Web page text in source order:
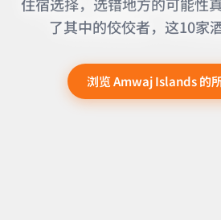
住宿选择，选错地方的可能性
了其中的佼佼者，这10家
浏览 Amwaj Islands 的